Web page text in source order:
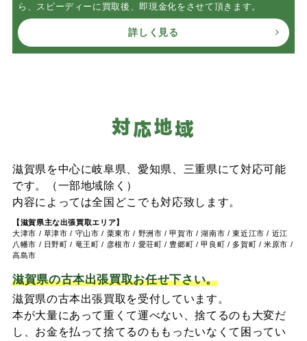
ら、スピーディーに買取後、即現金化をさせて頂きます。
詳しく見る
滋賀県を中心に岐阜県、愛知県、三重県にて対応可能
です。（一部地域除く）
内容によっては全国どこでも対応致します。
【滋賀県主な出張買取エリア】
大津市 / 草津市 / 守山市 / 栗東市 / 野洲市 / 甲賀市 / 湖南市 / 東近江市 / 近江
八幡市 / 日野町 / 竜王町 / 彦根市 / 愛荘町 / 豊郷町 / 甲良町 / 多賀町 / 米原市 /
高島市
滋賀県の古本出張買取お任せ下さい。
滋賀県の古本出張買取を受付しています。
本が大量にあって重くて運べない、捨てるのも大変だ
し、お金を払って捨てるのももったいなくて困ってい